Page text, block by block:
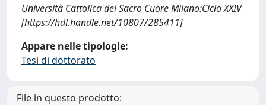
Università Cattolica del Sacro Cuore Milano:Ciclo XXIV
[https://hdl.handle.net/10807/285411]
Appare nelle tipologie:
Tesi di dottorato
File in questo prodotto: